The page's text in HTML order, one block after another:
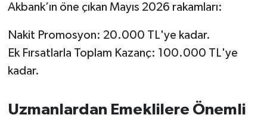
Akbank’ın öne çıkan Mayıs 2026 rakamları:
Nakit Promosyon: 20.000 TL'ye kadar.
Ek Fırsatlarla Toplam Kazanç: 100.000 TL'ye
kadar.
Uzmanlardan Emeklilere Önemli
TÜRKİYE
VİZYONDAKİLER
YAŞAM